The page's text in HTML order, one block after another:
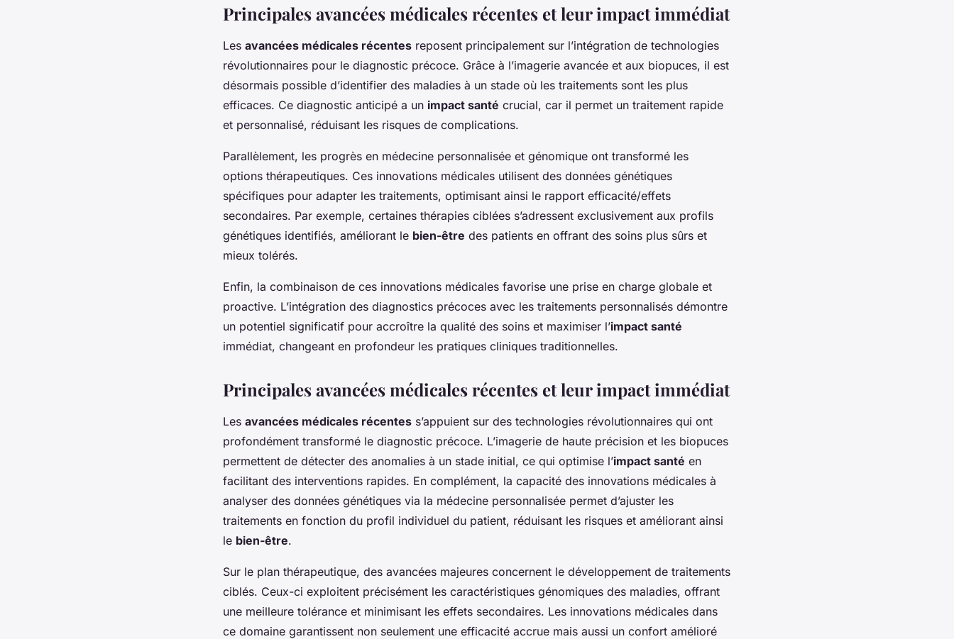
Principales avancées médicales récentes et leur impact immédiat
Les avancées médicales récentes reposent principalement sur l’intégration de technologies
révolutionnaires pour le diagnostic précoce. Grâce à l’imagerie avancée et aux biopuces, il est
désormais possible d’identifier des maladies à un stade où les traitements sont les plus
efficaces. Ce diagnostic anticipé a un impact santé crucial, car il permet un traitement rapide
et personnalisé, réduisant les risques de complications.
Parallèlement, les progrès en médecine personnalisée et génomique ont transformé les
options thérapeutiques. Ces innovations médicales utilisent des données génétiques
spécifiques pour adapter les traitements, optimisant ainsi le rapport efficacité/effets
secondaires. Par exemple, certaines thérapies ciblées s’adressent exclusivement aux profils
génétiques identifiés, améliorant le bien-être des patients en offrant des soins plus sûrs et
mieux tolérés.
Enfin, la combinaison de ces innovations médicales favorise une prise en charge globale et
proactive. L’intégration des diagnostics précoces avec les traitements personnalisés démontre
un potentiel significatif pour accroître la qualité des soins et maximiser l’impact santé
immédiat, changeant en profondeur les pratiques cliniques traditionnelles.
Principales avancées médicales récentes et leur impact immédiat
Les avancées médicales récentes s’appuient sur des technologies révolutionnaires qui ont
profondément transformé le diagnostic précoce. L’imagerie de haute précision et les biopuces
permettent de détecter des anomalies à un stade initial, ce qui optimise l’impact santé en
facilitant des interventions rapides. En complément, la capacité des innovations médicales à
analyser des données génétiques via la médecine personnalisée permet d’ajuster les
traitements en fonction du profil individuel du patient, réduisant les risques et améliorant ainsi
le bien-être.
Sur le plan thérapeutique, des avancées majeures concernent le développement de traitements
ciblés. Ceux-ci exploitent précisément les caractéristiques génomiques des maladies, offrant
une meilleure tolérance et minimisant les effets secondaires. Les innovations médicales dans
ce domaine garantissent non seulement une efficacité accrue mais aussi un confort amélioré